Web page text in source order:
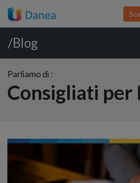
/Blog
Parliamo di :
Consigliati per